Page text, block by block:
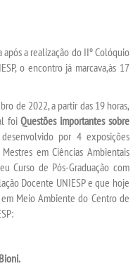
a realização do IIº Colóquio
o encontro já marcava,às 17
de 2022, a partir das 19 horas,
foiQuestões importantes sobre
desenvolvido por 4 exposições
em Ciências Ambientais
Curso de Pós-Graduação com
Docente UNIESP e que hoje
Meio Ambiente do Centro de